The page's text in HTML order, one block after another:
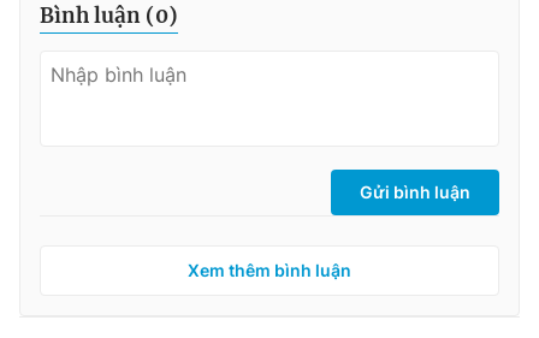
Bình luận (0)
Gửi bình luận
Xem thêm bình luận